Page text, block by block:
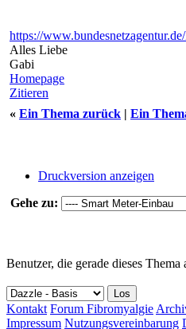
https://
Alles Liebe
Gabi
Homepage
Zitieren
« Ein Thema zurück | Ein
Druckversion anzeigen
Gehe zu:
Benutzer, die gerade dieses Thema
Kontakt Forum Fibromyalgie
Impressum Nutzungsvereinbarung